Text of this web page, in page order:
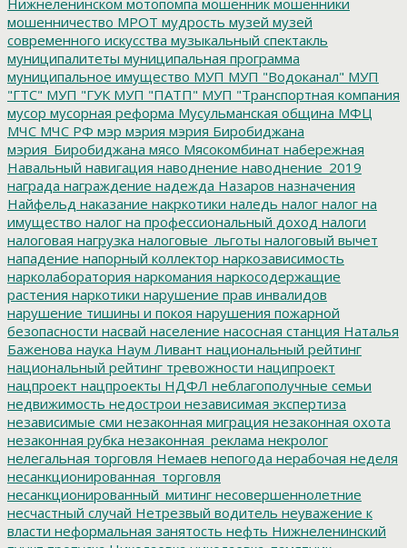
мошенничество МРОТ мудрость музей музей
современного искусства музыкальный спектакль
муниципалитеты муниципальная программа
муниципальное имущество МУП МУП "Водоканал" МУП
"ГТС" МУП "ГУК МУП "ПАТП" МУП "Транспортная компания
мусор мусорная реформа Мусульманская община МФЦ
МЧС МЧС РФ мэр мэрия мэрия Биробиджана
мэрия_Биробиджана мясо Мясокомбинат набережная
Навальный навигация наводнение наводнение_2019
награда награждение надежда Назаров назначения
Найфельд наказание накркотики наледь налог налог на
имущество налог на профессиональный доход налоги
налоговая нагрузка налоговые_льготы налоговый вычет
нападение напорный коллектор наркозависимость
нарколаборатория наркомания наркосодержащие
растения наркотики нарушение прав инвалидов
нарушение тишины и покоя нарушения пожарной
безопасности насвай население насосная станция Наталья
Баженова наука Наум Ливант национальный рейтинг
национальный рейтинг тревожности наципроект
нацпроект нацпроекты НДФЛ неблагополучные семьи
недвижимость недострои независимая экспертиза
независимые сми незаконная миграция незаконная охота
незаконная рубка незаконная_реклама некролог
нелегальная торговля Немаев непогода нерабочая неделя
несанкционированная_торговля
несанкционированный_митинг несовершеннолетние
несчастный случай Нетрезвый водитель неуважение к
власти неформальная занятость нефть Нижнеленинский